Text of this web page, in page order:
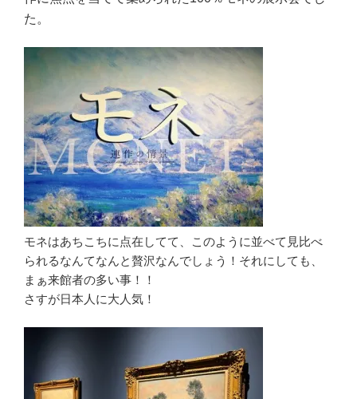
た。
モネはあちこちに点在してて、このように並べて見比べ
られるなんてなんと贅沢なんでしょう！それにしても、
まぁ来館者の多い事！！
さすが日本人に大人気！